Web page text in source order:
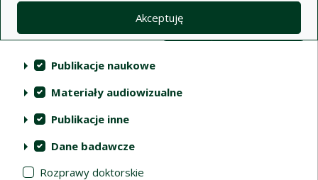
Akceptuję
Lista wyników wyszukiwania
Filtry wyszukiwania (automatyczne
Akcje na kolekcjach
Kolekcje (automatyczne przeładowanie treści)
Publikacje naukowe
Materiały audiowizualne
Publikacje inne
Dane badawcze
Rozprawy doktorskie